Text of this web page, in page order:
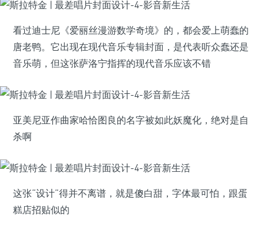
看过迪士尼《爱丽丝漫游数学奇境》的，都会爱上萌蠢的
唐老鸭。它出现在现代音乐专辑封面，是代表听众蠢还是
音乐萌 ， 但这张萨洛宁指挥的现代音乐应该不错
亚美尼亚作曲家哈恰图良的名字被如此妖魔化，绝对是自
杀啊
这张“设计”得并不离谱，就是傻白甜，字体最可怕，跟蛋
糕店招贴似的